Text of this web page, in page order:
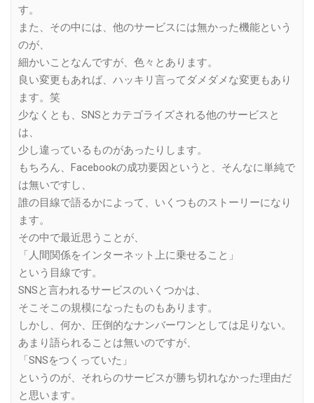
す。
また、その中には、他のサービスには無かった機能という
のが、
細かいことなんですが、色々とあります。
良い変更もあれば、ハッキリ言ってダメダメな変更もあり
ます。笑
少なくとも、SNSとカテゴライズされる他のサービスと
は、
少し違っているものがあったりします。
もちろん、Facebookの成功要因というと、そんなに単純で
は無いですし、
誰の目線で語るかによって、いくつものストーリーになり
ます。
その中で最近思うことが、
「人間関係をインターネット上に乗せること」
という目線です。
SNSと言われるサービスのいくつかは、
そこそこの規模になったものもあります。
しかし、何か、圧倒的なナンバーワンとしては足りない。
あまり語られることは無いのですが、
「SNSをつくっていた」
というのが、それらのサービスが勝ち切れなかった理由だ
と思います。